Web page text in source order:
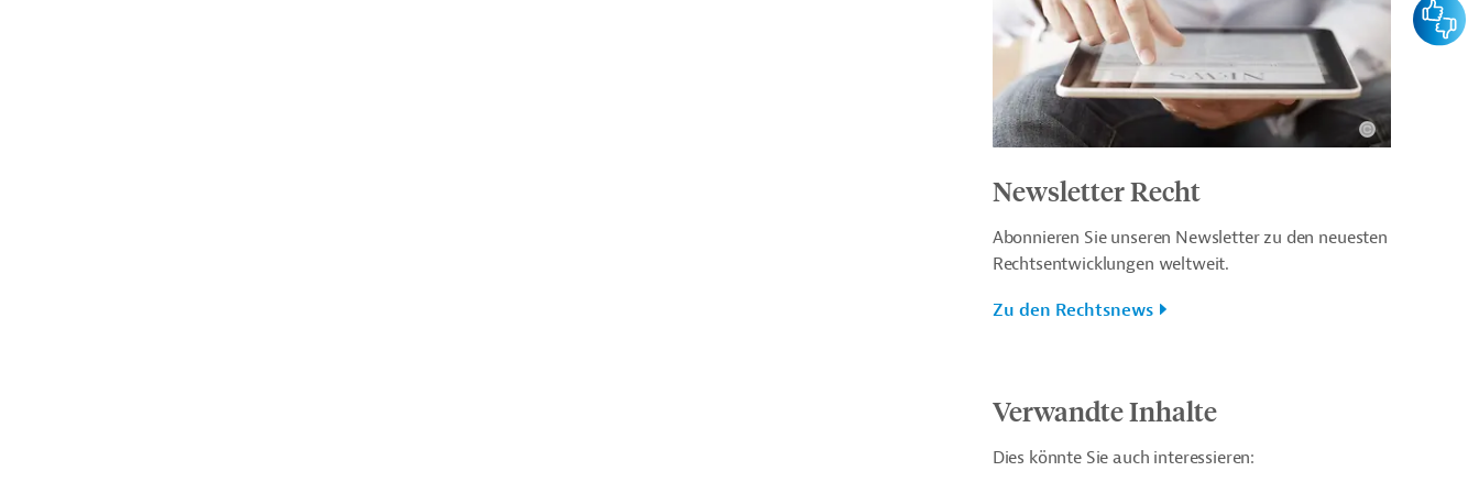
Newsletter Recht
Abonnieren Sie unseren Newsletter zu den neuesten
Rechtsentwicklungen weltweit.
Zu den Rechtsnews
Verwandte Inhalte
Dies könnte Sie auch interessieren: